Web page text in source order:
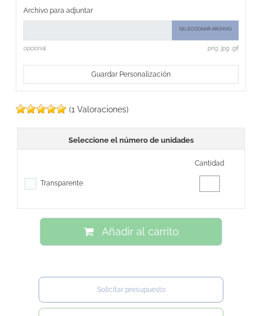
Archivo para adjuntar
SELECCIONAR ARCHIVO
opcional .png .jpg .gif
Guardar Personalización
(1 Valoraciones)
Seleccione el número de unidades
Cantidad
Transparente
Añadir al carrito
Solicitar presupuesto